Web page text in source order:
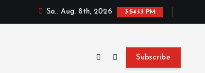
Sa.. Aug. 8th, 2026 3:54:14 PM
Subscribe